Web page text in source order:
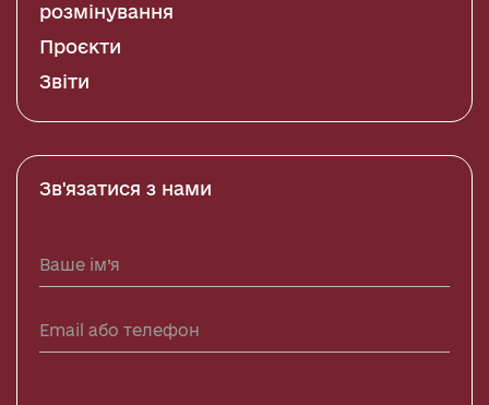
розмінування
Проєкти
Звіти
Зв'язатися з нами